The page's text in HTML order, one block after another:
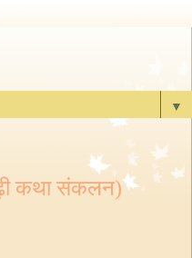
▼
कथा संकलन)